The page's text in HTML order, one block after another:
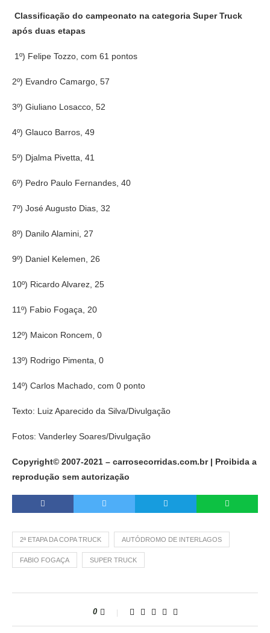
Classificação do campeonato na categoria Super Truck
após duas etapas
1º) Felipe Tozzo, com 61 pontos
2º) Evandro Camargo, 57
3º) Giuliano Losacco, 52
4º) Glauco Barros, 49
5º) Djalma Pivetta, 41
6º) Pedro Paulo Fernandes, 40
7º) José Augusto Dias, 32
8º) Danilo Alamini, 27
9º) Daniel Kelemen, 26
10º) Ricardo Alvarez, 25
11º) Fabio Fogaça, 20
12º) Maicon Roncem, 0
13º) Rodrigo Pimenta, 0
14º) Carlos Machado, com 0 ponto
Texto: Luiz Aparecido da Silva/Divulgação
Fotos: Vanderley Soares/Divulgação
Copyright© 2007-2021 – carrosecorridas.com.br | Proibida a
reprodução sem autorização
2ª ETAPA DA COPA TRUCK AUTÓDROMO DE INTERLAGOS
FABIO FOGAÇA SUPER TRUCK
0